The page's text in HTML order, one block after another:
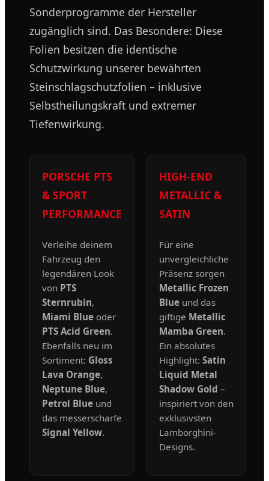
Sonderprogramme der Hersteller
zugänglich sind. Das Besondere: Diese
Folien besitzen die identische
Schutzwirkung unserer bewährten
Steinschlagschutzfolien – inklusive
Selbstheilungskraft und extremer
Tiefenwirkung.
PORSCHE PTS
& SPORT
PERFORMANCE
Verleihe deinem
Fahrzeug den
legendären Look
von PTS
Sternrubin,
Miami Blue oder
PTS Acid Green.
Ebenfalls neu im
Sortiment: Gloss
Lava Orange,
Neptune Blue,
Petrol Blue und
das messerscharfe
Signal Yellow.
HIGH-END
METALLIC &
SATIN
Für eine
unvergleichliche
Präsenz sorgen
Metallic Frozen
Blue und das
giftige Metallic
Mamba Green.
Ein absolutes
Highlight: Satin
Liquid Metal
Shadow Gold –
inspiriert von den
exklusivsten
Lamborghini-
Designs.